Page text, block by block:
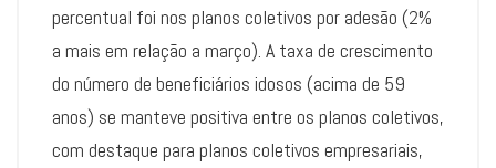
percentual foi nos planos coletivos por adesão (2%
a mais em relação a março). A taxa de crescimento
do número de beneficiários idosos (acima de 59
anos) se manteve positiva entre os planos coletivos,
com destaque para planos coletivos empresariais,